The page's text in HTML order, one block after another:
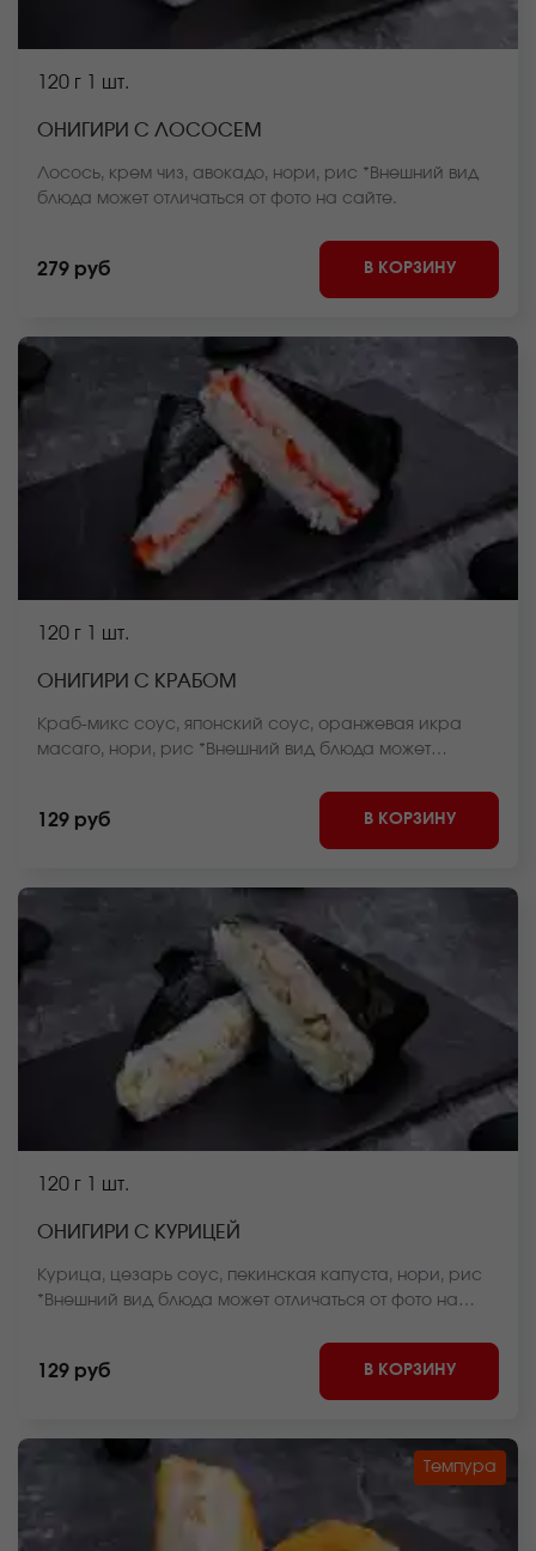
120 г 1 шт.
ОНИГИРИ С ЛОСОСЕМ
Лосось, крем чиз, авокадо, нори, рис *Внешний вид
блюда может отличаться от фото на сайте.
279 руб В КОРЗИНУ
120 г 1 шт.
ОНИГИРИ С КРАБОМ
Краб-микс соус, японский соус, оранжевая икра
масаго, нори, рис *Внешний вид блюда может
129 руб В КОРЗИНУ
120 г 1 шт.
ОНИГИРИ С КУРИЦЕЙ
Курица, цезарь соус, пекинская капуста, нори, рис
*Внешний вид блюда может отличаться от фото на
129 руб В КОРЗИНУ
Темпура